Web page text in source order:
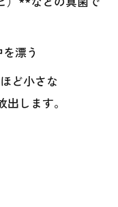
漂う
ど小さな
します。